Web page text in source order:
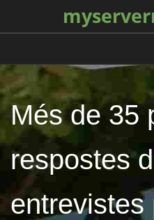
Més de 35
respostes
entrevistes